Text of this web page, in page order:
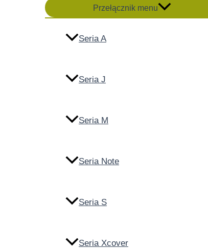
Przełącznik menu
Seria A
Seria J
Seria M
Seria Note
Seria S
Seria Xcover